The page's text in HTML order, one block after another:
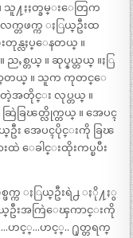
သူ႔ႏႈတ္ခမ္းေတြက
က္တဖက္က ႏြယ္ဦးထ
န္လႈပ္ေနတယ္ ။
စ္တယ္ ။ ဆုပ္နယ္တယ္ ။ႏြ
ာ့တယ္ ။ သူက ကုတင္ေ
အတိုင္း လုပ္တယ္ ။
ခြၽတ္လိုက္တယ္ ။ အေပၚ
း အေပၚပိုင္းကို ခြၽ
ေခါင္းထိုးကပ္ၿပီး
က္က ႏြယ္ဦးရဲ႕ ႏို႔ႏွ
ယ္ဦးအကြဲေၾကာင္းကို
ဟင့္…ဟင့္.. ႐ုတ္တရက္